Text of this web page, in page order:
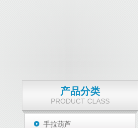
产品分类
PRODUCT CLASS
手拉葫芦